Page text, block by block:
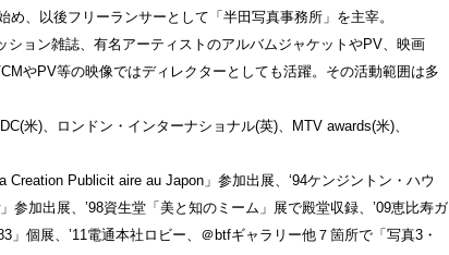
、以後フリーランサーとして「半田写真事務所」を主宰。
ョン雑誌、有名アーティストのアルバムジャケットやPV、映画
やPV等の映像ではディレクターとしても活躍。その活動範囲は多
米)、ロンドン・インターナショナル(英)、MTV awards(米)、
Creation Publicit aire au Japon」参加出展、‘94ケンジントン・ハウ
参加出展、’98資生堂「美と知のミーム」展で殿堂収録、’09恵比寿ガ
個展、’11電通本社ロビー、＠btfギャラリー他７箇所で「写真3・